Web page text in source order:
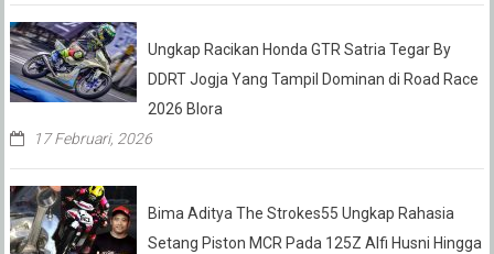
Ungkap Racikan Honda GTR Satria Tegar By
DDRT Jogja Yang Tampil Dominan di Road Race
2026 Blora
17 Februari, 2026
Bima Aditya The Strokes55 Ungkap Rahasia
Setang Piston MCR Pada 125Z Alfi Husni Hingga